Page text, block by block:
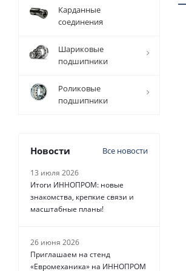
Карданные
соединения
Шариковые
подшипники
Роликовые
подшипники
Новости Все новости
13 июля 2026
Итоги ИННОПРОМ: новые
знакомства, крепкие связи и
масштабные планы!
26 июня 2026
Приглашаем на стенд
«Евромеханика» на ИННОПРОМ